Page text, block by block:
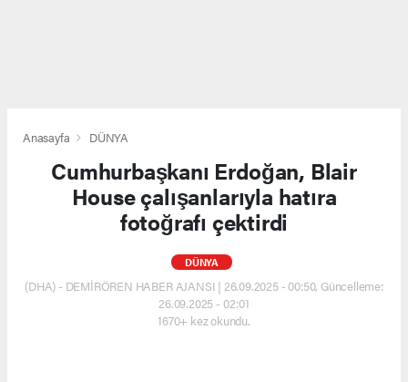
Anasayfa DÜNYA
Cumhurbaşkanı Erdoğan, Blair
House çalışanlarıyla hatıra
fotoğrafı çektirdi
DÜNYA
(DHA) - DEMİRÖREN HABER AJANSI | 26.09.2025 - 00:50, Güncelleme:
26.09.2025 - 02:01
1670+ kez okundu.